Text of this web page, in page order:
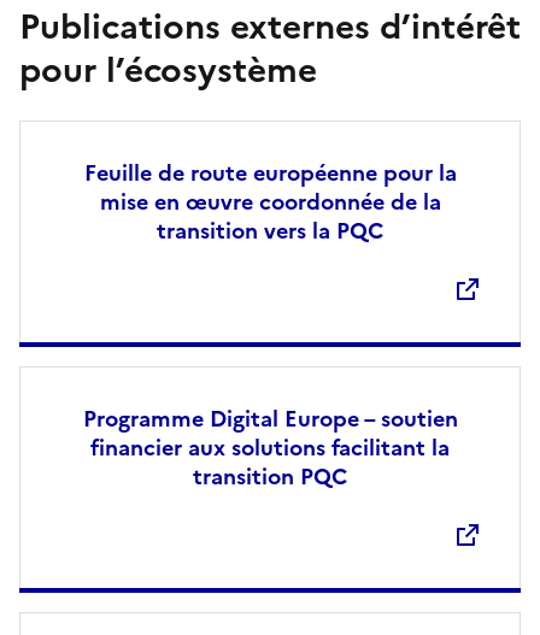
Publications externes d’intérêt
pour l’écosystème
Feuille de route européenne pour la
mise en œuvre coordonnée de la
transition vers la PQC
Programme Digital Europe – soutien
financier aux solutions facilitant la
transition PQC